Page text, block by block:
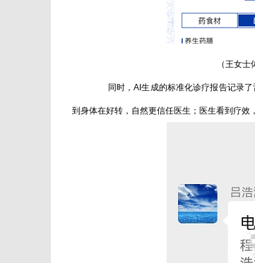
（王女
同时，AI生成的标准化诊疗报告记录了
到身体在好转，自然更信任医生；医生看到疗效